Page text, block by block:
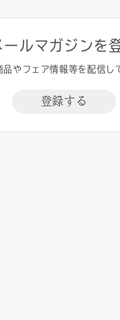
ールマガジンを
品やフェア情報等を配信し
登録する